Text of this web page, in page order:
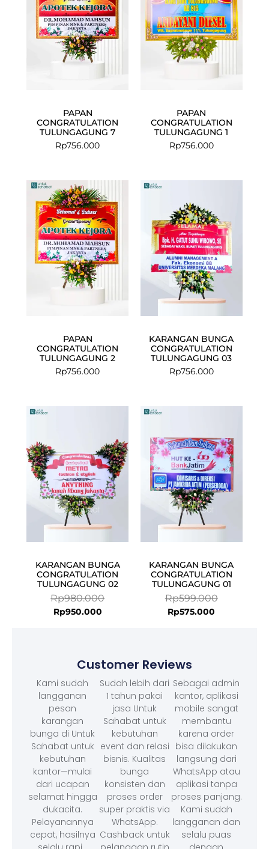
PAPAN
CONGRATULATION
TULUNGAGUNG 7
Rp756.000
PAPAN
CONGRATULATION
TULUNGAGUNG 1
Rp756.000
PAPAN
CONGRATULATION
TULUNGAGUNG 2
Rp756.000
KARANGAN BUNGA
CONGRATULATION
TULUNGAGUNG 03
Rp756.000
KARANGAN BUNGA
CONGRATULATION
TULUNGAGUNG 02
Rp980.000
was:
Rp980.000.
Rp950.000
Rp950.000.
KARANGAN BUNGA
CONGRATULATION
TULUNGAGUNG 01
Rp599.000
was:
Rp599.000.
Rp575.000
is:
Rp575.000.
Customer Reviews
Kami sudah
langganan
pesan
karangan
bunga di Untuk
Sahabat untuk
kebutuhan
kantor—mulai
dari ucapan
selamat hingga
dukacita.
Pelayanannya
cepat, hasilnya
Sudah lebih dari
1 tahun pakai
jasa Untuk
Sahabat untuk
kebutuhan
event dan relasi
bisnis. Kualitas
bunga
konsisten dan
proses order
super praktis via
WhatsApp.
Cashback untuk
Sebagai admin
kantor, aplikasi
mobile sangat
membantu
karena order
bisa dilakukan
langsung dari
WhatsApp atau
aplikasi tanpa
proses panjang.
Kami sudah
langganan dan
selalu puas